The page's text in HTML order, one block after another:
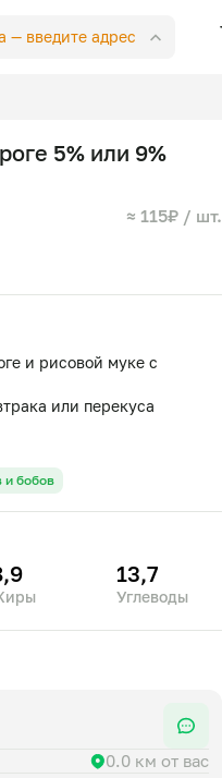
— введите адрес
5% или 9%
≈ 115₽ / шт.
и рисовой муке с
и бобов
13,7
Углеводы
0.0 км от вас